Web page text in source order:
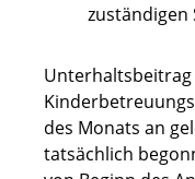
zuständigen
des Monats an
tatsächlich